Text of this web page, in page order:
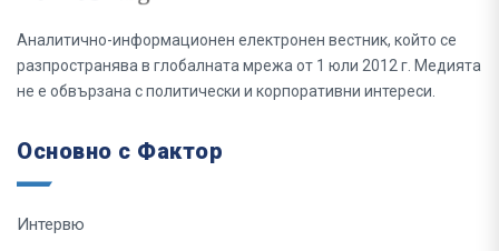
Аналитично-информационен електронен вестник, който се
разпространява в глобалната мрежа от 1 юли 2012 г. Медията
не е обвързана с политически и корпоративни интереси.
Основно с Фактор
Интервю